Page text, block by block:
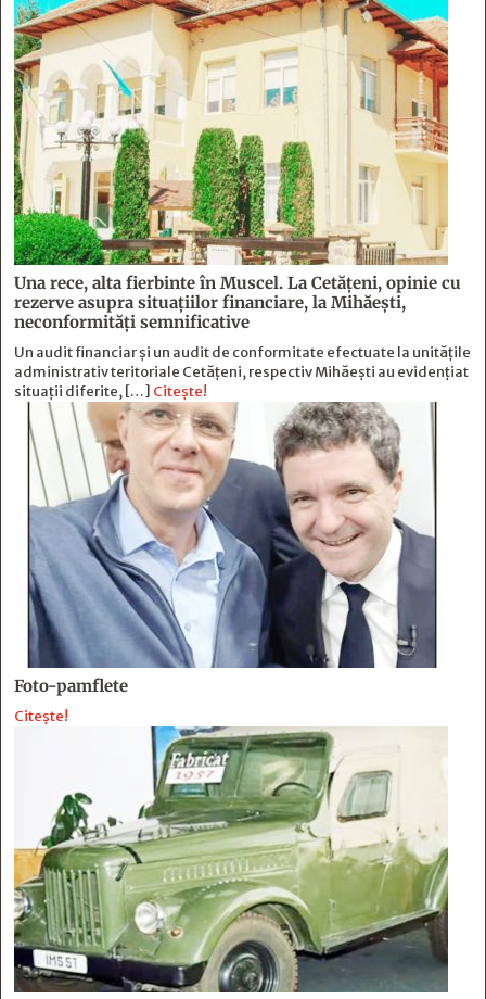
Una rece, alta fierbinte în Muscel. La Cetăţeni, opinie cu
rezerve asupra situaţiilor financiare, la Mihăeşti,
neconformităţi semnificative
Un audit financiar și un audit de conformitate efectuate la unitățile
administrativ teritoriale Cetățeni, respectiv Mihăești au evidențiat
situații diferite, […] Citește!
Foto-pamflete
Citește!